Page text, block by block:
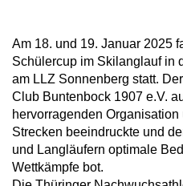
Am 18. und 19. Januar 2025
Schülercup im Skilanglauf in
am LLZ Sonnenberg statt.
Club Buntenbock 1907 e.V.
hervorragenden
Strecken beeindruckte und
und Langläufern optimale
Wettkämpfe bot.